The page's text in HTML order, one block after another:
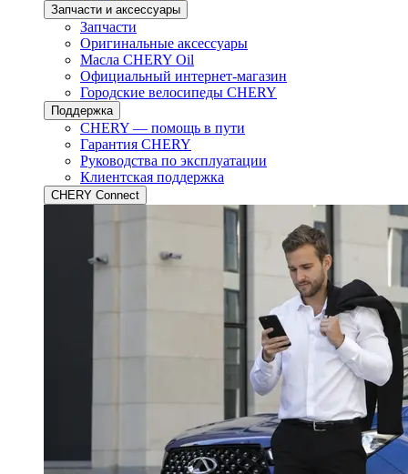
Запчасти и аксессуары
Запчасти
Оригинальные аксессуары
Масла CHERY Oil
Официальный интернет-магазин
Городские велосипеды CHERY
Поддержка
CHERY — помощь в пути
Гарантия CHERY
Руководства по эксплуатации
Клиентская поддержка
CHERY Connect